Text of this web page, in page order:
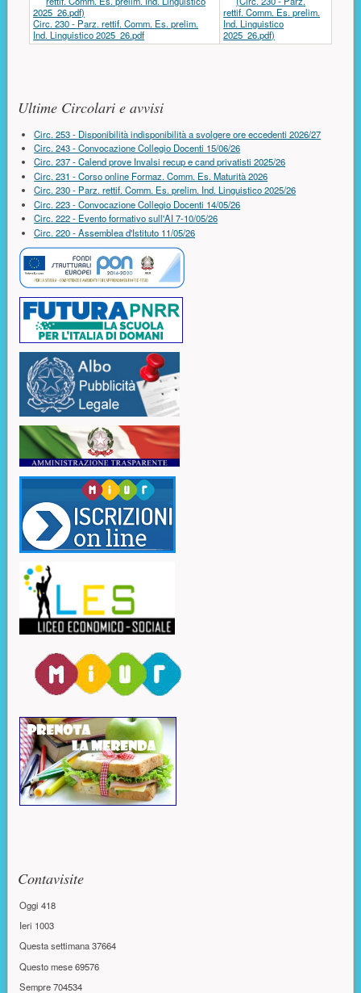
Circ. 230 - Parz. rettif. Comm. Es. prelim.
Ind. Linguistico 2025_26.pdf
Ultime Circolari e avvisi
Circ. 253 - Disponibilità indisponibilità a svolgere ore eccedenti 2026/27
Circ. 243 - Convocazione Collegio Docenti 15/06/26
Circ. 237 - Calend prove Invalsi recup e cand privatisti 2025/26
Circ. 231 - Corso online Formaz. Comm. Es. Maturità 2026
Circ. 230 - Parz. rettif. Comm. Es. prelim. Ind. Linguistico 2025/26
Circ. 223 - Convocazione Collegio Docenti 14/05/26
Circ. 222 - Evento formativo sull'AI 7-10/05/26
Circ. 220 - Assemblea d'Istituto 11/05/26
Contavisite
Oggi418
Ieri 1003
Questa settimana37664
Questo mese69576
Sempre704534